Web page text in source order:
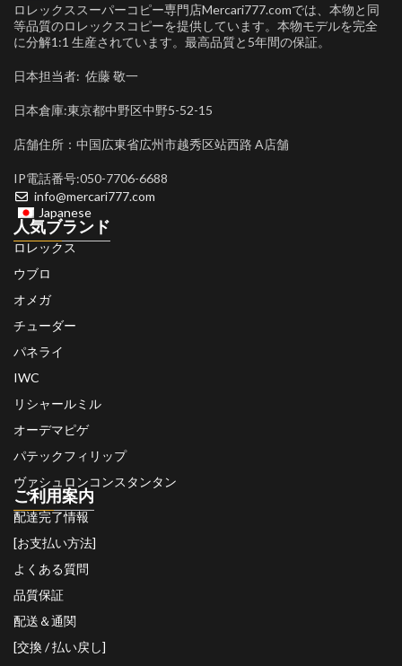
ロレックススーパーコピー専門店Mercari777.comでは、本物と同
等品質のロレックスコピーを提供しています。本物モデルを完全
に分解1:1 生産されています。最高品質と5年間の保証。
日本担当者: 佐藤 敬一
日本倉庫:東京都中野区中野5-52-15
店舗住所：中国広東省広州市越秀区站西路 A店舗
IP電話番号:050-7706-6688
info@mercari777.com
Japanese
人気ブランド
ロレックス
ウブロ
オメガ
チューダー
パネライ
IWC
リシャールミル
オーデマピゲ
パテックフィリップ
ヴァシュロンコンスタンタン
ご利用案内
配達完了情報
[お支払い方法]
よくある質問
品質保証
配送＆通関
[交換 / 払い戻し]